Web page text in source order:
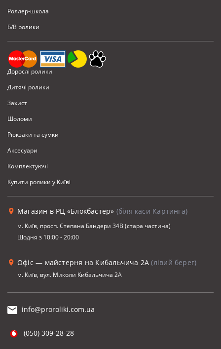
Роллер-школа
Б/В ролики
Дорослі ролики
Дитячі ролики
Захист
Шоломи
Рюкзаки та сумки
Аксесуари
Комплектуючi
Купити ролики у Київі
Магазин в РЦ «Блокбастер» (біля каси Картинга)
м. Київ, просп. Степана Бандери 34В (стара частина)
Щодня з 10:00 - 20:00
Офіс — майстерня на Кибальчича 2А(лівий берег)
м. Київ, вул. Миколи Кибальчича 2А
info@proroliki.com.ua
(050) 309-28-28